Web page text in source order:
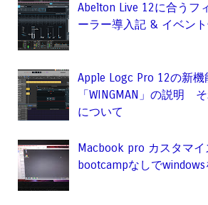
Abelton Live 12に合うフ
ーラー導入記 & イベン
Apple Logc Pro 12の新
「WINGMAN」の説明
について
Macbook pro カスタマイ
bootcampなしでwindows